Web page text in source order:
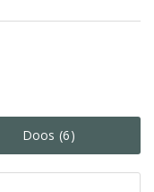
Doos (6)